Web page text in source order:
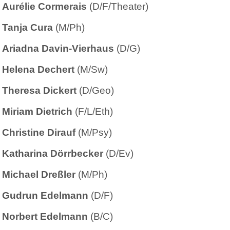
Aurélie Cormerais (D/F/Theater)
Tanja Cura (M/Ph)
Ariadna Davin-Vierhaus (D/G)
Helena Dechert (M/Sw)
Theresa Dickert (D/Geo)
Miriam Dietrich (F/L/Eth)
Christine Dirauf(M/Psy)
Katharina Dörrbecker (D/Ev)
Michael Dreßler (M/Ph)
Gudrun Edelmann (D/F)
Norbert Edelmann (B/C)